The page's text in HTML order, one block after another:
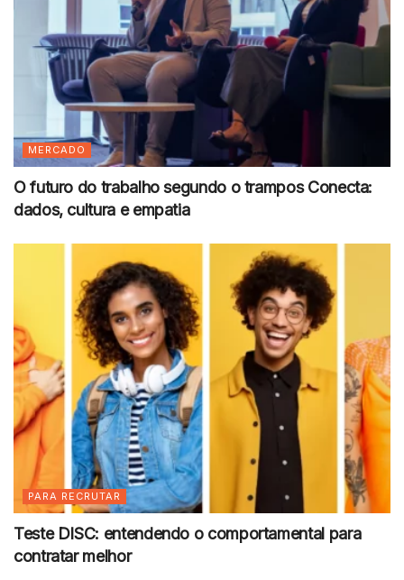
MERCADO
O futuro do trabalho segundo o trampos Conecta:
dados, cultura e empatia
PARA RECRUTAR
Teste DISC: entendendo o comportamental para
contratar melhor